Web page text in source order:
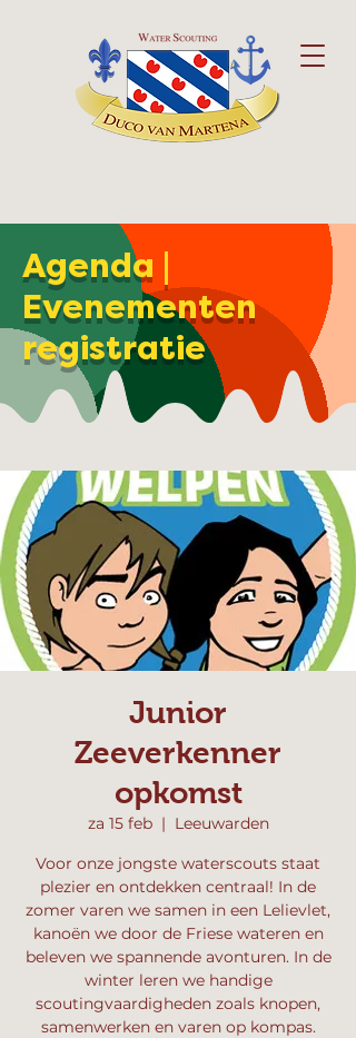
Agenda |
Evenementen
registratie
Junior
Zeeverkenner
opkomst
za 15 feb
  |
Leeuwarden
Voor onze jongste waterscouts staat
plezier en ontdekken centraal! In de
zomer varen we samen in een Lelievlet,
kanoën we door de Friese wateren en
beleven we spannende avonturen. In de
winter leren we handige
scoutingvaardigheden zoals knopen,
samenwerken en varen op kompas.